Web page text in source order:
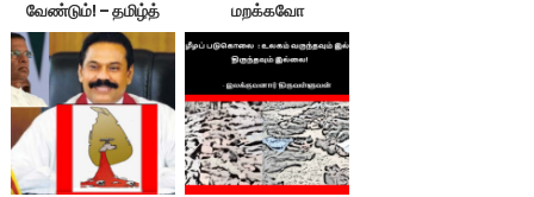
வேண்டும்! – தமிழ்த்
தேசியக் கூட்டமைப்பு
மறக்கவோ
மன்னிக்கவோ
போவதில்லை! –
உருத்திரகுமாரன்